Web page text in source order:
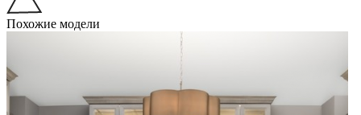
Похожие модели